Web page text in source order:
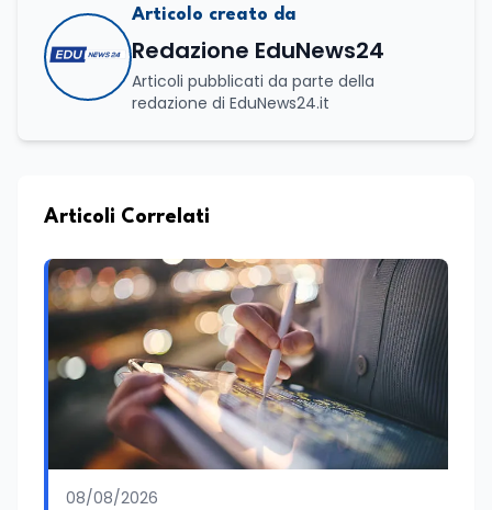
Articolo creato da
Redazione EduNews24
Articoli pubblicati da parte della
redazione di EduNews24.it
Articoli Correlati
08/08/2026